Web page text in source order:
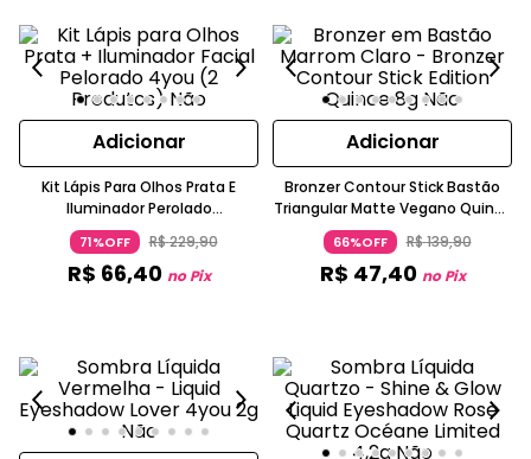
Adicionar
Kit Lápis Para Olhos Prata E
Iluminador Perolado
Champagne Vegano OCEANE
71%OFF R$229,90
R$ 66,40 no Pix
Adicionar
Bronzer Contour Stick Bastão
Triangular Matte Vegano Quince
Edition OCEANE
66%OFF R$139,90
R$ 47,40 no Pix